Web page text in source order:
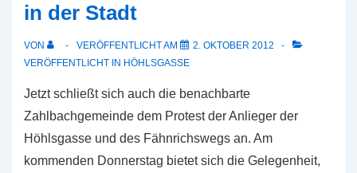
Oktober:
blieben
in der Stadt
VON VERÖFFENTLICHT AM
2. OKTOBER 2012
VERÖFFENTLICHT IN HÖHLSGASSE
Jetzt schließt sich auch die benachbarte
Zahlbachgemeinde dem Protest der Anlieger der
Höhlsgasse und des Fähnrichswegs an. Am
kommenden Donnerstag bietet sich die Gelegenheit,